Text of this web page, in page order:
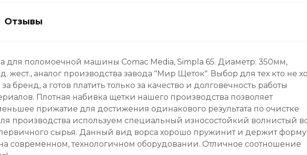
Отзывы
для поломоечной машины Comac Media, Simpla 65. Диаметр: 350мм,
жест., аналог производства завода "Мир Щеток". Выбор для тех кто не
бренд, а готов платить только за качество и долговечность работы
Плотная набивка щетки нашего производства позволяет
прижатие для достижения одинакового результата по очистке
производства используем специальный износостойкий волнистый
сырья. Данный вид ворса хорошо пружинит и держит форму.
современном, технологичном оборудовании. Отличное соотношение